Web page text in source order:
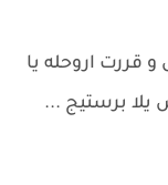
اروحله يا
يلا برستيج ...